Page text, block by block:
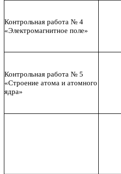
Контрольная работа № 4
«Электромагнитное поле»
Контрольная работа № 5
«Строение атома и атомного
ядра»